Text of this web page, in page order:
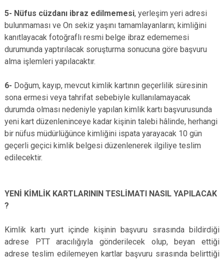
5- Nüfus cüzdanı ibraz edilmemesi, yerleşim yeri adresi
bulunmaması ve On sekiz yaşını tamamlayanların; kimliğini
kanıtlayacak fotoğraflı resmi belge ibraz edememesi
durumunda yaptırılacak soruşturma sonucuna göre başvuru
alma işlemleri yapılacaktır.
6- Doğum, kayıp, mevcut kimlik kartının geçerlilik süresinin
sona ermesi veya tahrifat sebebiyle kullanılamayacak
durumda olması nedeniyle yapılan kimlik kartı başvurusunda
yeni kart düzenleninceye kadar kişinin talebi hâlinde, herhangi
bir nüfus müdürlüğünce kimliğini ispata yarayacak 10 gün
geçerli geçici kimlik belgesi düzenlenerek ilgiliye teslim
edilecektir.
YENİ KİMLİK KARTLARININ TESLİMATI NASIL YAPILACAK
?
Kimlik kartı yurt içinde kişinin başvuru sırasında bildirdiği
adrese PTT aracılığıyla gönderilecek olup, beyan ettiği
adrese teslim edilemeyen kartlar başvuru sırasında belirttiği